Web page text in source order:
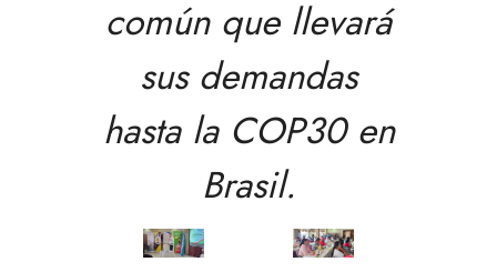
común que llevará
sus demandas
hasta la COP30 en
Brasil.